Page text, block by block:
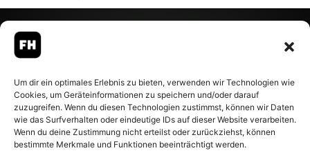
Um dir ein optimales Erlebnis zu bieten, verwenden wir Technologien wie
Cookies, um Geräteinformationen zu speichern und/oder darauf
zuzugreifen. Wenn du diesen Technologien zustimmst, können wir Daten
wie das Surfverhalten oder eindeutige IDs auf dieser Website verarbeiten.
Wenn du deine Zustimmung nicht erteilst oder zurückziehst, können
bestimmte Merkmale und Funktionen beeinträchtigt werden.
– Alle rechte vorbehalten.
Fohlen-Hautnah.de ist ein
offiziell eingetragenes Magazin
bei der Deutschen
Nationalbibliothek (ISSN 1868-